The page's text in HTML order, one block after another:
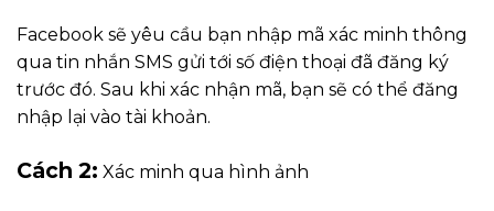
Facebook sẽ yêu cầu bạn nhập mã xác minh thông
qua tin nhắn SMS gửi tới số điện thoại đã đăng ký
trước đó. Sau khi xác nhận mã, bạn sẽ có thể đăng
nhập lại vào tài khoản.
Cách 2: Xác minh qua hình ảnh